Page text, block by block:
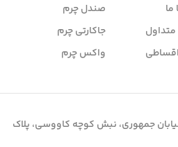
صندل چرم
جاکارتی چرم
واکس چرم
خیابان جمهوری، نبش کوچه کاووسی، پلاک